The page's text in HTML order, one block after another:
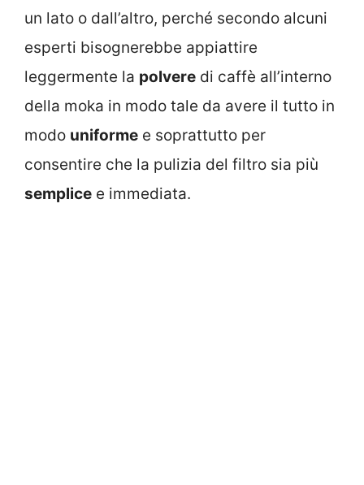
un lato o dall’altro, perché secondo alcuni
esperti bisognerebbe appiattire
leggermente la polvere di caffè all’interno
della moka in modo tale da avere il tutto in
modo uniforme e soprattutto per
consentire che la pulizia del filtro sia più
semplice e immediata.